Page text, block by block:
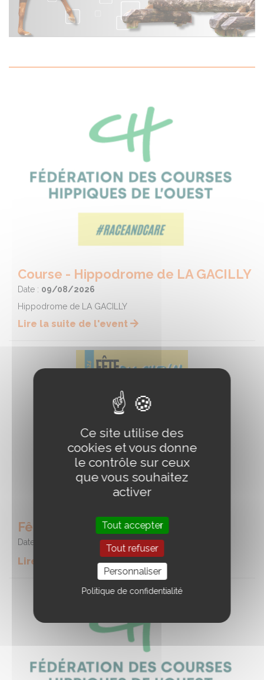
Course - Hippodrome de LA GACILLY
Date : 09/08/2026
Hippodrome de LA GACILLY
Lire la suite de l'event
Fête du cheval
Date :
Lire la suite de l'event
Ce site utilise des
cookies et vous donne
le contrôle sur ceux
que vous souhaitez
activer
Tout accepter
Tout refuser
Personnaliser
Politique de confidentialité